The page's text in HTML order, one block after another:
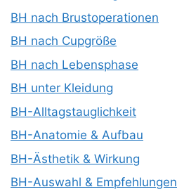
BH nach Brustoperationen
BH nach Cupgröße
BH nach Lebensphase
BH unter Kleidung
BH-Alltagstauglichkeit
BH-Anatomie & Aufbau
BH-Ästhetik & Wirkung
BH-Auswahl & Empfehlungen